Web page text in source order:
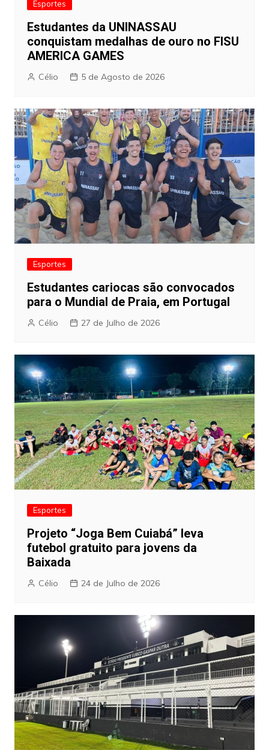
Esportes
Estudantes da UNINASSAU
conquistam medalhas de ouro no FISU
AMERICA GAMES
Célio 5 de Agosto de 2026
Esportes
Estudantes cariocas são convocados
para o Mundial de Praia, em Portugal
Célio 27 de Julho de 2026
Esportes
Projeto “Joga Bem Cuiabá” leva
futebol gratuito para jovens da
Baixada
Célio 24 de Julho de 2026